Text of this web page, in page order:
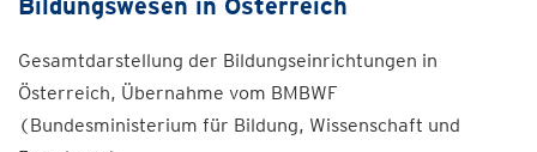
Bildungswesen in Österreich
Gesamtdarstellung der Bildungseinrichtungen in
Österreich, Übernahme vom BMBWF
(Bundesministerium für Bildung, Wissenschaft und